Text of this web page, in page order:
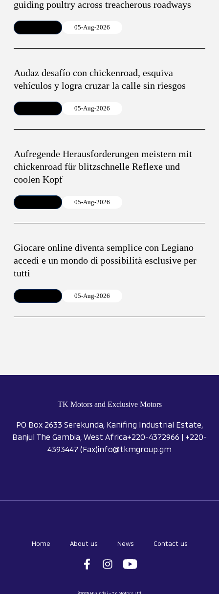
guiding poultry across treacherous roadways
05-Aug-2026
Audaz desafío con chickenroad, esquiva
vehículos y logra cruzar la calle sin riesgos
05-Aug-2026
Aufregende Herausforderungen meistern mit
chickenroad für blitzschnelle Reflexe und
coolen Kopf
05-Aug-2026
Giocare online diventa semplice con Legiano
accedi e un mondo di possibilità esclusive per
tutti
05-Aug-2026
TK Motors and Exclusive Motors
PO Box 2633 Serekunda, Kanifing Industrial Estate,
Banjul The Gambia, West Africa+220-4372966 | +220-
4393447 (Fax)info@tkmgroup.gm
Home About us News Contact us